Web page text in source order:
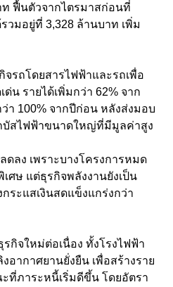
ท ฟื้นตัวจากไตรมาสก่อนที่
วมอยู่ที่ 3,328 ล้านบาท เพิ่ม
รถโดยสารไฟฟ้าและรถเพื่อ
น รายได้เพิ่มกว่า 62% จาก
า 100% จากปีก่อน หลังส่งมอบ
บัสไฟฟ้าขนาดใหญ่ที่มีมูลค่าสูง
ดลง เพราะบางโครงการหมด
ศษ แต่ธุรกิจพลังงานยังเป็น
ระแสเงินสดแข็งแกร่งกว่า
รกิจใหม่ต่อเนื่อง ทั้งโรงไฟฟ้า
อากาศยานยั่งยืน เพื่อสร้างราย
ที่ภาระหนี้เริ่มดีขึ้น โดยอัตรา